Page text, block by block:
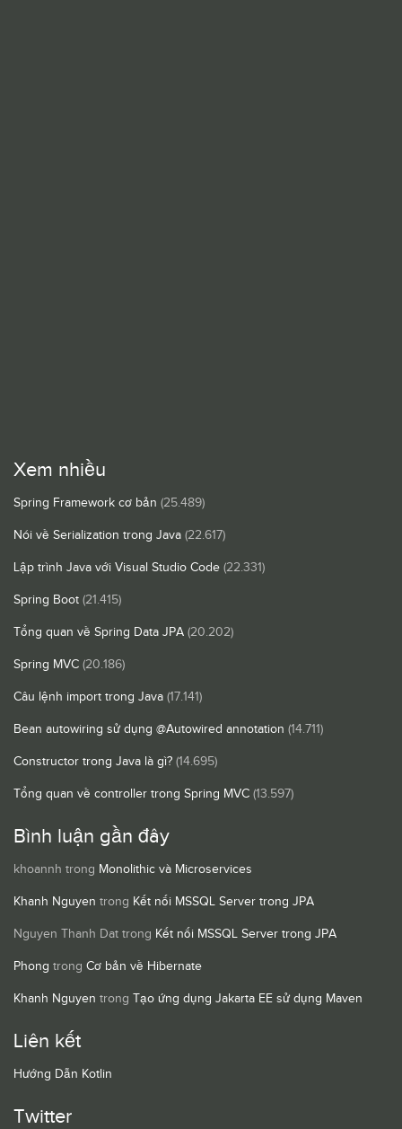
Xem nhiều
Spring Framework cơ bản (25.489)
Nói về Serialization trong Java (22.617)
Lập trình Java với Visual Studio Code (22.331)
Spring Boot (21.415)
Tổng quan về Spring Data JPA (20.202)
Spring MVC (20.186)
Câu lệnh import trong Java (17.141)
Bean autowiring sử dụng @Autowired annotation (14.711)
Constructor trong Java là gì? (14.695)
Tổng quan về controller trong Spring MVC (13.597)
Bình luận gần đây
khoannh trong Monolithic và Microservices
Khanh Nguyen trong Kết nối MSSQL Server trong JPA
Nguyen Thanh Dat trong Kết nối MSSQL Server trong JPA
Phong trong Cơ bản về Hibernate
Khanh Nguyen trong Tạo ứng dụng Jakarta EE sử dụng Maven
Liên kết
Hướng Dẫn Kotlin
Twitter